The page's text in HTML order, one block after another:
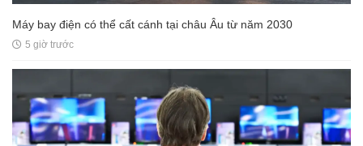
Máy bay điện có thể cất cánh tại châu Âu từ năm 2030
5 giờ trước